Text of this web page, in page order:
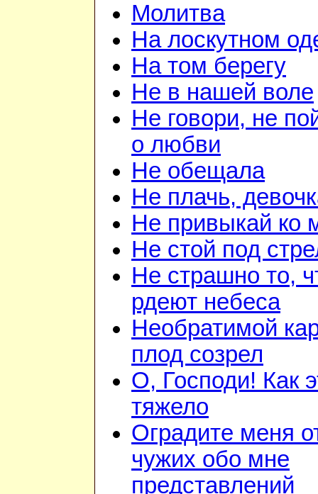
Молитва
На лоскутном
На том берегу
Не в нашей воле
Не говори, не
о любви
Не обещала
Не плачь,
Не привыкай ко
Не стой под
Не страшно то,
рдеют небеса
Необратимой
плод созрел
О, Господи! Как
тяжело
Оградите меня
чужих обо мне
представлений